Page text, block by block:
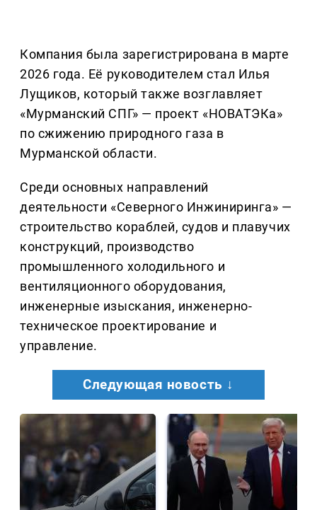
Компания была зарегистрирована в марте
2026 года. Её руководителем стал Илья
Лущиков, который также возглавляет
«Мурманский СПГ» — проект «НОВАТЭКа»
по сжижению природного газа в
Мурманской области.
Среди основных направлений
деятельности «Северного Инжиниринга» —
строительство кораблей, судов и плавучих
конструкций, производство
промышленного холодильного и
вентиляционного оборудования,
инженерные изыскания, инженерно-
техническое проектирование и
управление.
Следующая новость ↓